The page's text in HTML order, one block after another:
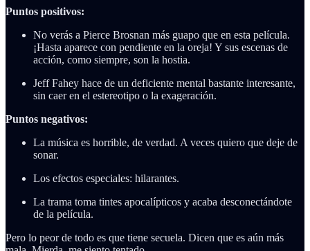
Puntos positivos:
No verás a Pierce Brosnan más guapo que en esta película.
¡Hasta aparece con pendiente en la oreja! Y sus escenas de
acción, como siempre, son la hostia.
Jeff Fahey hace de un deficiente mental bastante interesante,
sin caer en el estereotipo o la exageración.
Puntos negativos:
La música es horrible, de verdad. A veces quiero que deje de
sonar.
Los efectos especiales: hilarantes.
La trama toma tintes apocalípticos y acaba desconectándote
de la película.
Pero lo peor de todo es que tiene secuela. Dicen que es aún más